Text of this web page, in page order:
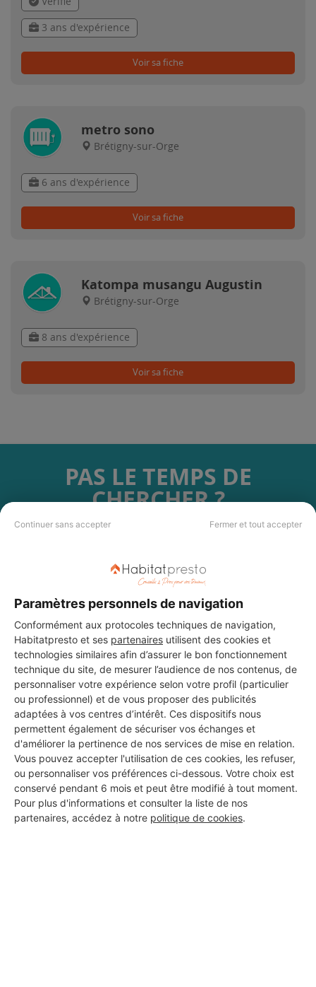
Continuer sans accepter Fermer et tout accepter
Paramètres personnels de navigation
Conformément aux protocoles techniques de navigation,
Habitatpresto et ses partenaires utilisent des cookies et
technologies similaires afin d’assurer le bon fonctionnement
technique du site, de mesurer l’audience de nos contenus, de
personnaliser votre expérience selon votre profil (particulier
ou professionnel) et de vous proposer des publicités
adaptées à vos centres d’intérêt. Ces dispositifs nous
permettent également de sécuriser vos échanges et
d'améliorer la pertinence de nos services de mise en relation.
Vous pouvez accepter l'utilisation de ces cookies, les refuser,
ou personnaliser vos préférences ci-dessous. Votre choix est
conservé pendant 6 mois et peut être modifié à tout moment.
Pour plus d'informations et consulter la liste de nos
partenaires, accédez à notre politique de cookies.
3 ans d'expérience
Voir sa fiche
metro sono
Brétigny-sur-Orge
6 ans d'expérience
Voir sa fiche
Katompa musangu Augustin
Brétigny-sur-Orge
8 ans d'expérience
Voir sa fiche
PAS LE TEMPS DE
CHERCHER ?
professionnels partout en France.
DEMANDER UN DEVIS